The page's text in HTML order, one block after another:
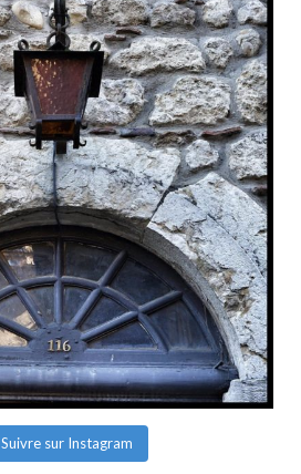
Suivre sur Instagram